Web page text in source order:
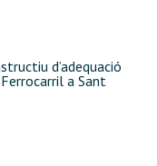
d’adequació
a Sant